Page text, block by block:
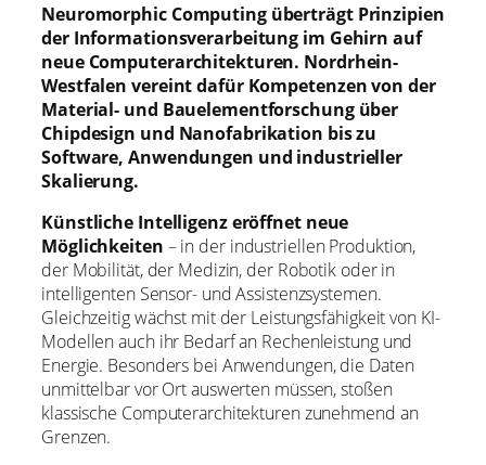
Neuromorphic Computing überträgt Prinzipien
der Informationsverarbeitung im Gehirn auf
neue Computerarchitekturen. Nordrhein-
Westfalen vereint dafür Kompetenzen von der
Material- und Bauelementforschung über
Chipdesign und Nanofabrikation bis zu
Software, Anwendungen und industrieller
Skalierung.
Künstliche Intelligenz eröffnet neue
Möglichkeiten – in der industriellen Produktion,
der Mobilität, der Medizin, der Robotik oder in
intelligenten Sensor- und Assistenzsystemen.
Gleichzeitig wächst mit der Leistungsfähigkeit von KI-
Modellen auch ihr Bedarf an Rechenleistung und
Energie. Besonders bei Anwendungen, die Daten
unmittelbar vor Ort auswerten müssen, stoßen
klassische Computerarchitekturen zunehmend an
Grenzen.